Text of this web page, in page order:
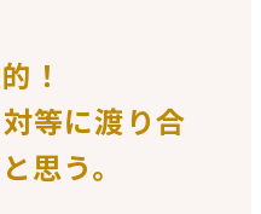
！
等に渡り合
思う。